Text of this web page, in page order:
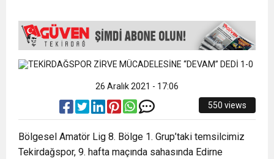
26 Aralık 2021 - 17:06
550 views
Bölgesel Amatör Lig 8. Bölge 1. Grup’taki temsilcimiz
Tekirdağspor, 9. hafta maçında sahasında Edirne